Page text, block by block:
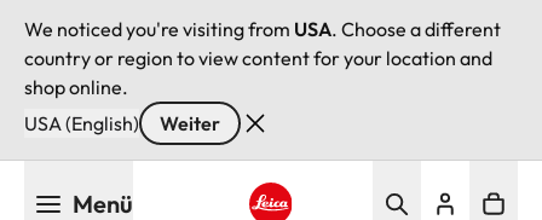
We noticed you're visiting from USA. Choose a different
country or region to view content for your location and
shop online.
USA (English)
Weiter
Menü